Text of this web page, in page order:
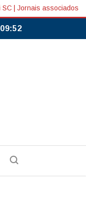
SC Jornais associados